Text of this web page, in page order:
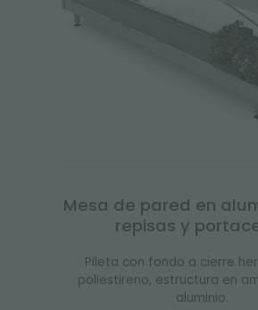
Mesa de pared en
repisas y
Pileta con fondo a cierre
poliestireno, estructura en
aluminio.